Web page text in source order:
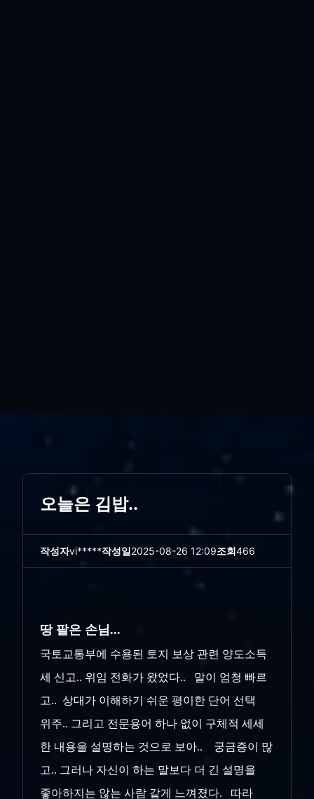
오늘은 김밥..
작성자vi*****작성일2025-08-26 12:09조회466
땅 팔은 손님...
국토교통부에 수용된 토지 보상 관련 양도소득
세 신고.. 위임 전화가 왔었다.. 말이 엄청 빠르
고.. 상대가 이해하기 쉬운 평이한 단어 선택
위주.. 그리고 전문용어 하나 없이 구체적 세세
한 내용을 설명하는 것으로 보아.. 궁금증이 많
고.. 그러나 자신이 하는 말보다 더 긴 설명을
좋아하지는 않는 사람 같게 느껴졌다. 따라